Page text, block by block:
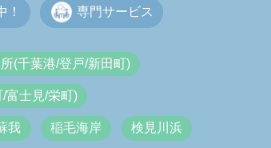
！ 専門サービス
(千葉港/登戸/新田町)
富士見/栄町)
我 稲毛海岸 検見川浜